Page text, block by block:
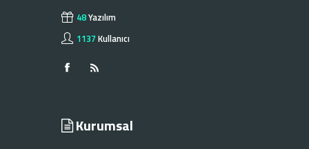
48Yazılım
1137Kullanıcı
Kurumsal